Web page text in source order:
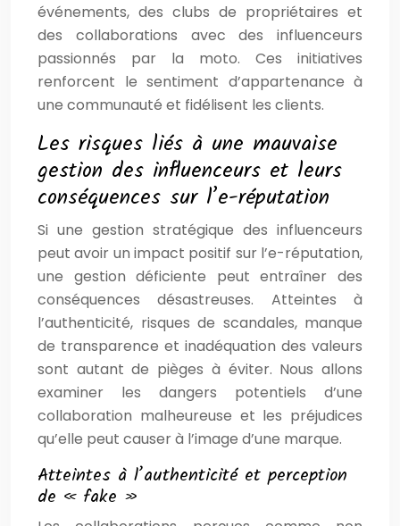
événements, des clubs de propriétaires et
des collaborations avec des influenceurs
passionnés par la moto. Ces initiatives
renforcent le sentiment d’appartenance à
une communauté et fidélisent les clients.
Les risques liés à une mauvaise
gestion des influenceurs et leurs
conséquences sur l’e-réputation
Si une gestion stratégique des influenceurs
peut avoir un impact positif sur l’e-réputation,
une gestion déficiente peut entraîner des
conséquences désastreuses. Atteintes à
l’authenticité, risques de scandales, manque
de transparence et inadéquation des valeurs
sont autant de pièges à éviter. Nous allons
examiner les dangers potentiels d’une
collaboration malheureuse et les préjudices
qu’elle peut causer à l’image d’une marque.
Atteintes à l’authenticité et perception
de « fake »